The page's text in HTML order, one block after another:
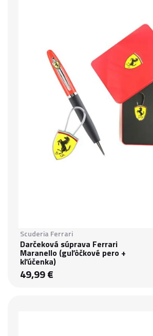
Scuderia Ferrari
Darčeková súprava Ferrari
Maranello (guľôčkové pero +
kľúčenka)
49,99 €